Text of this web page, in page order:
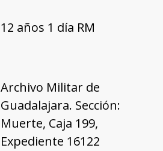
12 años 1 día RM
Archivo Militar de
Guadalajara. Sección:
Muerte, Caja 199,
Expediente 16122